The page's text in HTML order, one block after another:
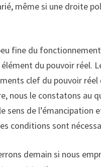
même si une droite
fine du
du pouvoir réel.
clef du pouvoir réel
nous le constatons au
sens de
conditions sont
demain si nous